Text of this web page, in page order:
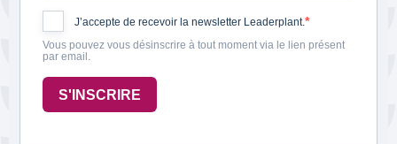
J’accepte de recevoir la newsletter Leaderplant.
Vous pouvez vous désinscrire à tout moment via le lien présent
par email.
S'INSCRIRE